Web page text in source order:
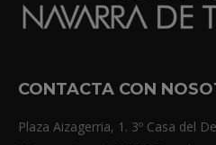
CONTACTA CON
Plaza Aizagerria, 1. 3º Casa del